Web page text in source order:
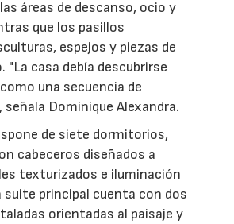
áreas de descanso, ocio y
que los pasillos
espejos y piezas de
casa debía descubrirse
una secuencia de
señala Dominique Alexandra.
de siete dormitorios,
cabeceros diseñados a
texturizados e iluminación
suite principal cuenta con dos
orientadas al paisaje y